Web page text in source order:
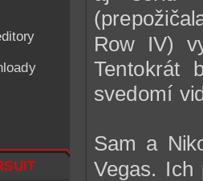
Row IV)
Tentokrát
svedomí
Sam a
Vegas.